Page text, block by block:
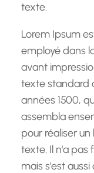
texte.
Lorem Ipsum
employé dans
avant
texte standard
années 1500,
assembla
pour réaliser
texte. Il n'a pas
mais s'est